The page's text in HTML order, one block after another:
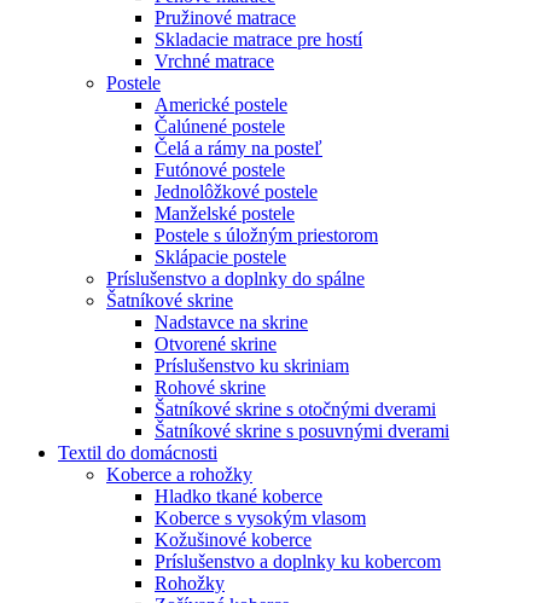
Pružinové matrace
Skladacie matrace pre hostí
Vrchné matrace
Postele
Americké postele
Čalúnené postele
Čelá a rámy na posteľ
Futónové postele
Jednolôžkové postele
Manželské postele
Postele s úložným priestorom
Sklápacie postele
Príslušenstvo a doplnky do spálne
Šatníkové skrine
Nadstavce na skrine
Otvorené skrine
Príslušenstvo ku skriniam
Rohové skrine
Šatníkové skrine s otočnými dverami
Šatníkové skrine s posuvnými dverami
Textil do domácnosti
Koberce a rohožky
Hladko tkané koberce
Koberce s vysokým vlasom
Kožušinové koberce
Príslušenstvo a doplnky ku kobercom
Rohožky